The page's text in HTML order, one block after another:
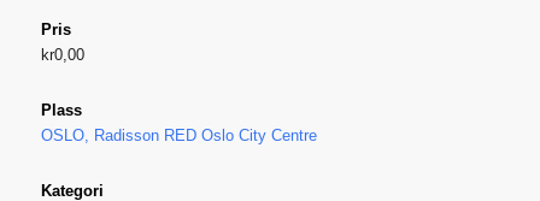
Pris
kr0,00
Plass
OSLO, Radisson RED Oslo City Centre
Kategori